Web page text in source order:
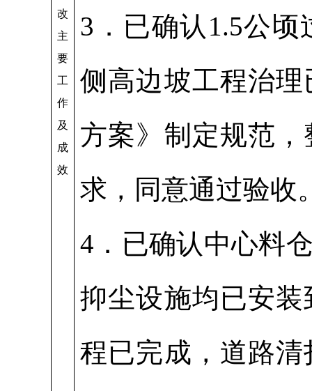
改
主
要
工
作
及
成
效
3．已确认1.5公
侧高边坡工程治
方案》制定规范
求，同意通过验收
4．已确认中心料
抑尘设施均已安
程已完成，道路